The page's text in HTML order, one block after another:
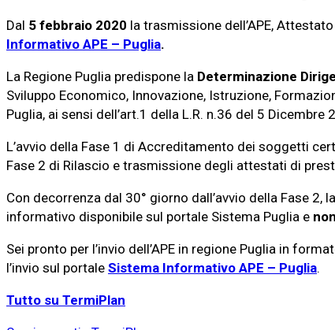
Dal 5 febbraio 2020 la trasmissione dell’APE,
Informativo APE – Puglia.
La Regione Puglia predispone la Determinazione
Sviluppo Economico, Innovazione, Istruzione,
Puglia, ai sensi dell’art.1 della L.R. n.36 del 5 Dicembre
L’avvio della Fase 1 di Accreditamento dei soggetti
Fase 2 di Rilascio e trasmissione degli attestati di
Con decorrenza dal 30° giorno dall’avvio della Fase
informativo disponibile sul portale Sistema Puglia e
Sei pronto per l’invio dell’APE in regione Puglia in
l’invio sul portale Sistema Informativo APE – Puglia.
Tutto su TermiPlan